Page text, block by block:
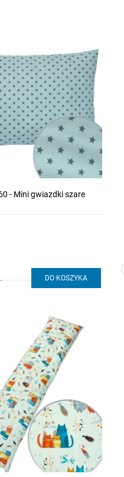
- Mini gwiazdki szare
DO KOSZYKA